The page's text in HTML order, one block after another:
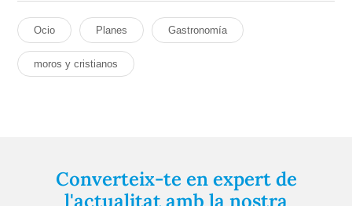
Ocio Planes Gastronomía
moros y cristianos
Converteix-te en expert de
l'actualitat amb la nostra